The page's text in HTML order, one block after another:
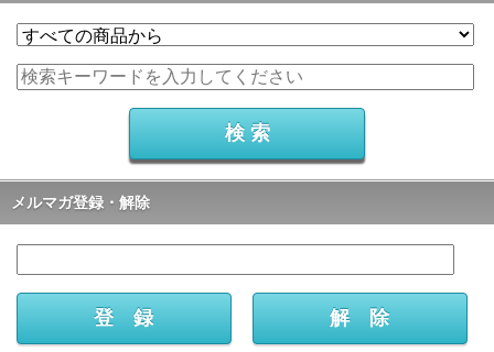
メルマガ登録・解除